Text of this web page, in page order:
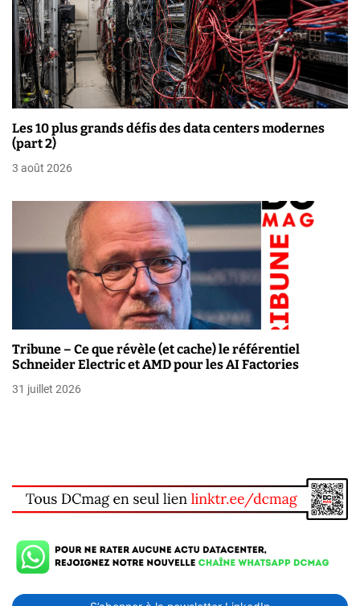
a
r
t
i
c
l
Les 10 plus grands défis des data centers modernes
(part 2)
3 août 2026
Tribune – Ce que révèle (et cache) le référentiel
Schneider Electric et AMD pour les AI Factories
31 juillet 2026